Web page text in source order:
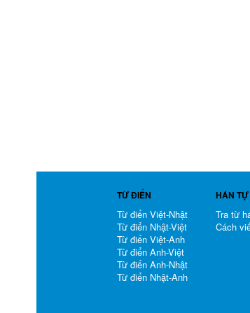
TỪ ĐIỂN
Từ điển Việt-Nhật
Từ điển Nhật-Việt
Từ điển Việt-Anh
Từ điển Anh-Việt
Từ điển Anh-Nhật
Từ điển Nhật-Anh
HÁN TỰ
Tra từ
Cách